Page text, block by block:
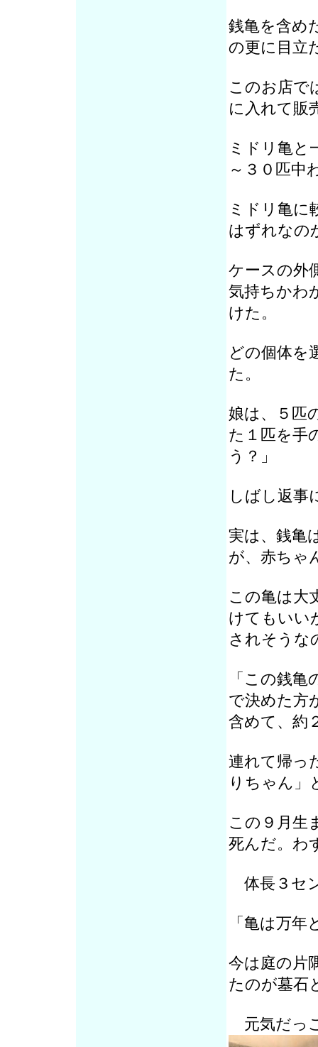
銭亀を含め
の更に目立
このお店で
に入れて販
ミドリ亀と
～３０匹中
ミドリ亀に
はずれなの
ケースの外
気持ちかわ
けた。
どの個体を
た。
娘は、５匹
た１匹を手
う？」
しばし返事
実は、銭亀
が、赤ちゃ
この亀は大
けてもいい
されそうな
「この銭
で決めた方
含めて、約
連れて帰っ
りちゃん」
この９月生
死んだ。わ
体長３セ
「亀は万
今は庭の片
たのが墓石
元気だっ